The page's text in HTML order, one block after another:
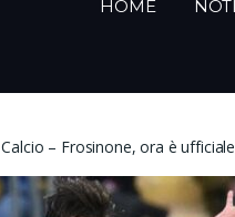
HOME
Calcio – Frosinone, ora è